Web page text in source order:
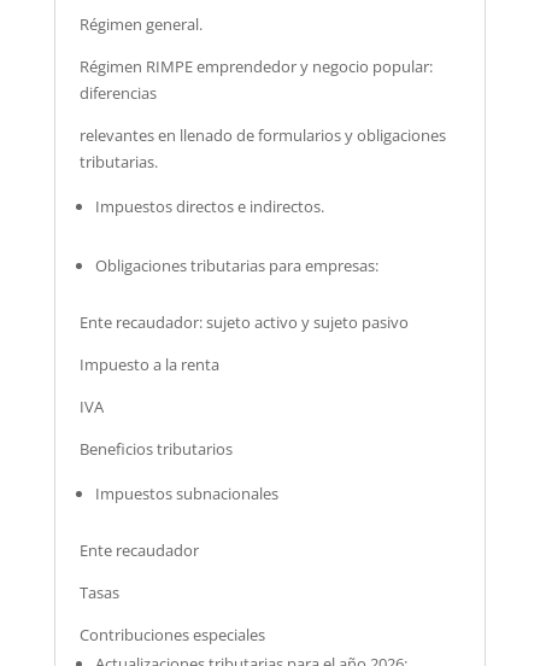
Régimen general.
Régimen RIMPE emprendedor y negocio popular:
diferencias
relevantes en llenado de formularios y obligaciones
tributarias.
Impuestos directos e indirectos.
Obligaciones tributarias para empresas:
Ente recaudador: sujeto activo y sujeto pasivo
Impuesto a la renta
IVA
Beneficios tributarios
Impuestos subnacionales
Ente recaudador
Tasas
Contribuciones especiales